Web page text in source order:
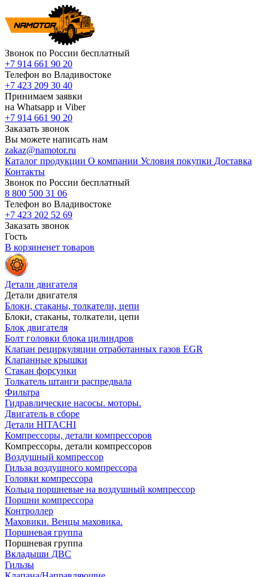
Звонок по России бесплатный
+7 914 661 90 20
Телефон во Владивостоке
+7 423 209 30 40
Принимаем заявки
на Whatsapp и Viber
+7 914 661 90 20
Заказать звонок
Вы можете написать нам
zakaz@namotor.ru
Каталог продукции О компании Условия покупки Доставка
Контакты
Звонок по России бесплатный
8 800 500 31 06
Телефон во Владивостоке
+7 423 202 52 69
Заказать звонок
Гость
В корзиненет товаров
Детали двигателя
Детали двигателя
Блоки, стаканы, толкатели, цепи
Блоки, стаканы, толкатели, цепи
Блок двигателя
Болт головки блока цилиндров
Клапан рециркуляции отработанных газов EGR
Клапанные крышки
Стакан форсунки
Толкатель штанги распредвала
Фильтра
Гидравлические насосы. моторы.
Двигатель в сборе
Детали HITACHI
Компрессоры, детали компрессоров
Компрессоры, детали компрессоров
Воздушный компрессор
Гильза воздушного компрессора
Головки компрессора
Кольца поршневые на воздушный компрессор
Поршни компрессора
Контроллер
Маховики. Венцы маховика.
Поршневая группа
Поршневая группа
Вкладыши ДВС
Гильзы